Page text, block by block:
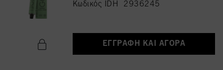
Κωδικός IDH 2936245
ΕΓΓΡΑΦΉ ΚΑΙ ΑΓΟΡΆ